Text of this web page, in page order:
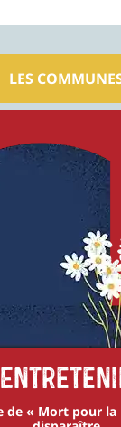
LES
de « Mort pour la